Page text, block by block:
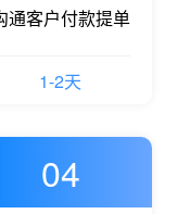
通客户付款提单
1-2天
04